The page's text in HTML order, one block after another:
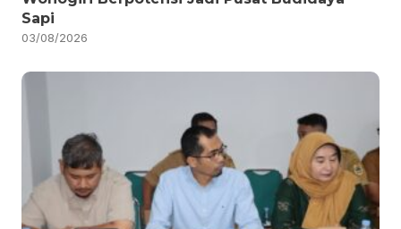
Sapi
03/08/2026